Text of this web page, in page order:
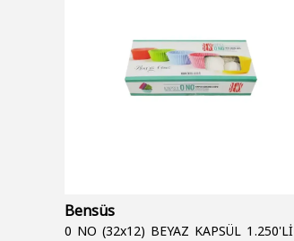
Bensüs
0 NO (32x12) BEYAZ KAPSÜL 1.250'Lİ